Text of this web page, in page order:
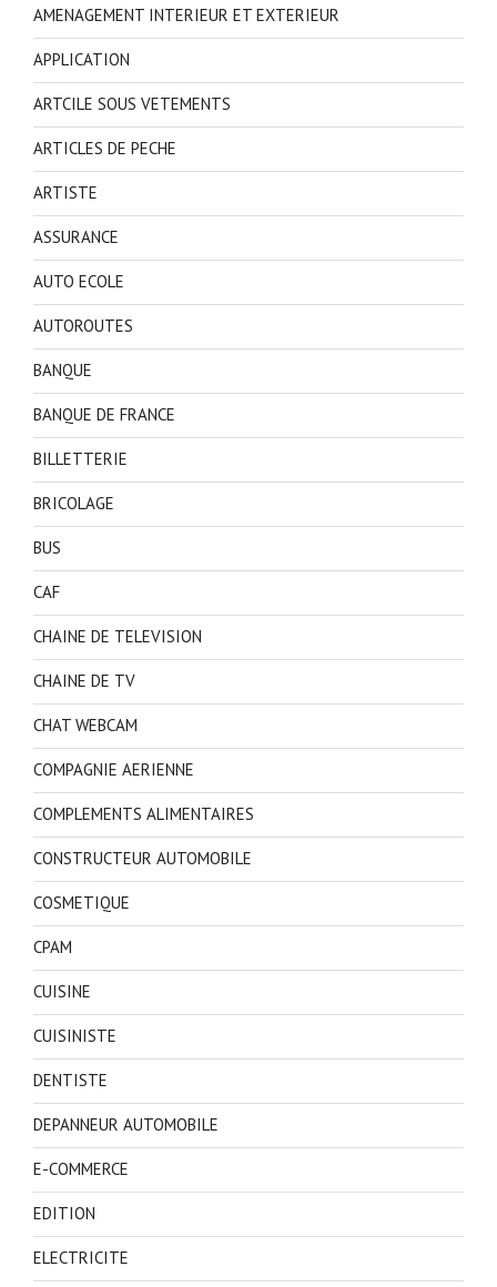
AMENAGEMENT INTERIEUR ET EXTERIEUR
APPLICATION
ARTCILE SOUS VETEMENTS
ARTICLES DE PECHE
ARTISTE
ASSURANCE
AUTO ECOLE
AUTOROUTES
BANQUE
BANQUE DE FRANCE
BILLETTERIE
BRICOLAGE
BUS
CAF
CHAINE DE TELEVISION
CHAINE DE TV
CHAT WEBCAM
COMPAGNIE AERIENNE
COMPLEMENTS ALIMENTAIRES
CONSTRUCTEUR AUTOMOBILE
COSMETIQUE
CPAM
CUISINE
CUISINISTE
DENTISTE
DEPANNEUR AUTOMOBILE
E-COMMERCE
EDITION
ELECTRICITE